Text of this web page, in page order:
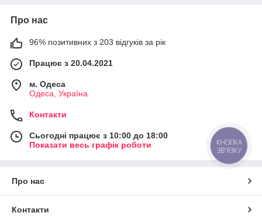
Про нас
96% позитивних з 203 відгуків за рік
Працює з 20.04.2021
м. Одеса
Одеса, Україна
Контакти
Сьогодні працює з 10:00 до 18:00
Показати весь графік роботи
Про нас
Контакти
КНОПКА
ЗВ'ЯЗКУ